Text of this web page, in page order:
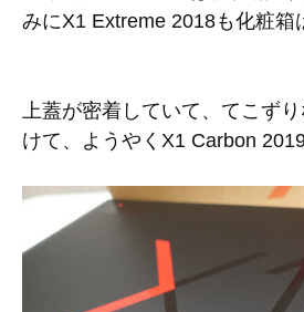
みにX1 Extreme 2018も化粧箱
上蓋が密着していて、てこず
けて、ようやくX1 Carbon